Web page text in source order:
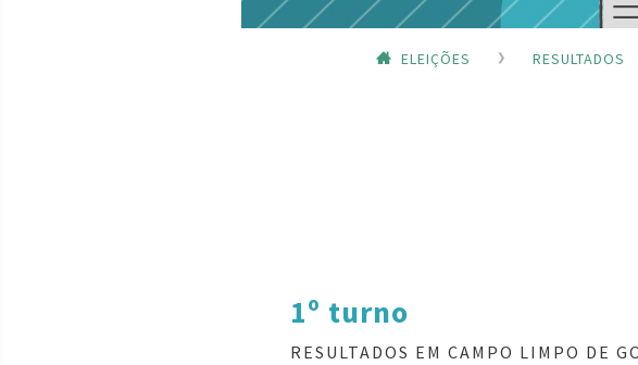
ELEIÇÕES RESULTADOS
1º turno
RESULTADOS EM CAMPO LIMPO DE